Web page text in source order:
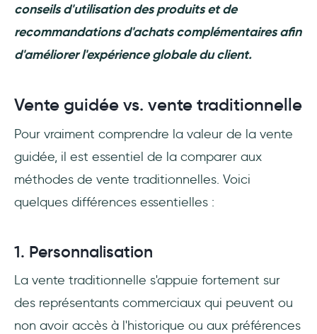
conseils d'utilisation des produits et de
recommandations d'achats complémentaires afin
d'améliorer l'expérience globale du client.
Vente guidée vs. vente traditionnelle
Pour vraiment comprendre la valeur de la vente
guidée, il est essentiel de la comparer aux
méthodes de vente traditionnelles. Voici
quelques différences essentielles :
1. Personnalisation
La vente traditionnelle s'appuie fortement sur
des représentants commerciaux qui peuvent ou
non avoir accès à l'historique ou aux préférences